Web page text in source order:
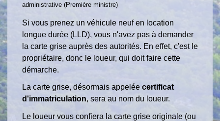
administrative (Première ministre)
Si vous prenez un véhicule neuf en location
longue durée (LLD), vous n'avez pas à demander
la carte grise auprès des autorités. En effet, c'est le
propriétaire, donc le loueur, qui doit faire cette
démarche.
La carte grise, désormais appelée certificat
d'immatriculation, sera au nom du loueur.
Le loueur vous confiera la carte grise originale (ou